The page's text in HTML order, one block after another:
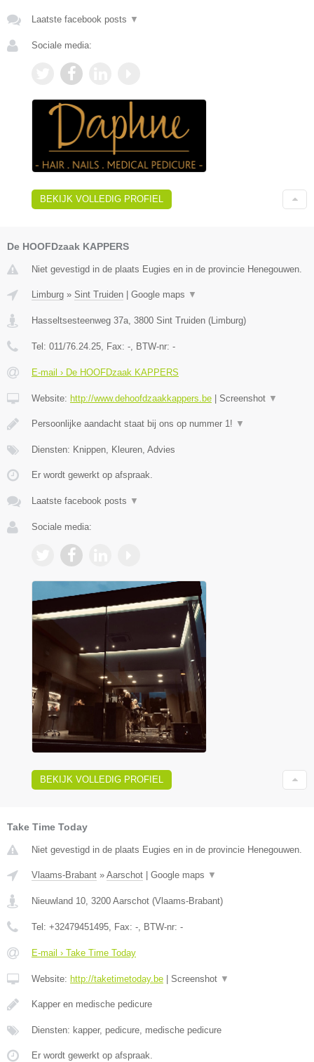
Laatste facebook posts ▼
Sociale media:
BEKIJK VOLLEDIG PROFIEL
De HOOFDzaak KAPPERS
Niet gevestigd in de plaats Eugies en in de provincie Henegouwen.
Limburg » Sint Truiden | Google maps ▼
Hasseltsesteenweg 37a 3800 Sint Truiden (Limburg)
Tel: 011/76.24.25 , Fax: - , BTW-nr: -
E-mail › De HOOFDzaak KAPPERS
Website: http://www.dehoofdzaakkappers.be | Screenshot ▼
Persoonlijke aandacht staat bij ons op nummer 1! ▼
Diensten: Knippen, Kleuren, Advies
Er wordt gewerkt op afspraak.
Laatste facebook posts ▼
Sociale media:
BEKIJK VOLLEDIG PROFIEL
Take Time Today
Niet gevestigd in de plaats Eugies en in de provincie Henegouwen.
Vlaams-Brabant » Aarschot | Google maps ▼
Nieuwland 10 3200 Aarschot (Vlaams-Brabant)
Tel: +32479451495 , Fax: - , BTW-nr: -
E-mail › Take Time Today
Website: http://taketimetoday.be | Screenshot ▼
Kapper en medische pedicure
Diensten: kapper, pedicure, medische pedicure
Er wordt gewerkt op afspraak.